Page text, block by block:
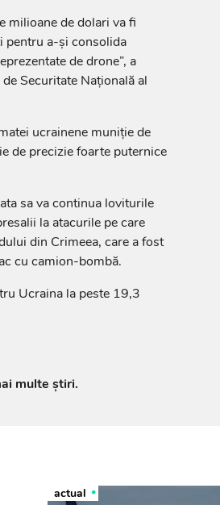
milioane de dolari va fi
pentru a-și consolida
de drone”, a
Securitate Națională al
ucrainene muniție de
de precizie foarte puternice
sa va continua loviturile
la atacurile pe care
din Crimeea, care a fost
cu camion-bombă.
Ucraina la peste 19,3
multe știri.
actual